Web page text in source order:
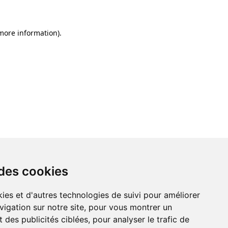
cookies
et d'autres technologies de suivi pour améliorer
sur notre site, pour vous montrer un
des publicités ciblées, pour analyser le trafic de
information).